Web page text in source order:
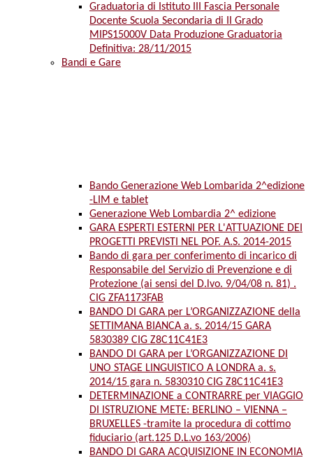
Graduatoria di Istituto III Fascia Personale
Docente Scuola Secondaria di II Grado
MIPS15000V Data Produzione Graduatoria
Definitiva: 28/11/2015
Bandi e Gare
Bando Generazione Web Lombarida 2^edizione
-LIM e tablet
Generazione Web Lombardia 2^ edizione
GARA ESPERTI ESTERNI PER L'ATTUAZIONE DEI
PROGETTI PREVISTI NEL POF. A.S. 2014-2015
Bando di gara per conferimento di incarico di
Responsabile del Servizio di Prevenzione e di
Protezione (ai sensi del D.lvo. 9/04/08 n. 81) .
CIG ZFA1173FAB
BANDO DI GARA per L’ORGANIZZAZIONE della
SETTIMANA BIANCA a. s. 2014/15 GARA
5830389 CIG Z8C11C41E3
BANDO DI GARA per L’ORGANIZZAZIONE DI
UNO STAGE LINGUISTICO A LONDRA a. s.
2014/15 gara n. 5830310 CIG Z8C11C41E3
DETERMINAZIONE a CONTRARRE per VIAGGIO
DI ISTRUZIONE METE: BERLINO – VIENNA –
BRUXELLES -tramite la procedura di cottimo
fiduciario (art.125 D.L.vo 163/2006)
BANDO DI GARA ACQUISIZIONE IN ECONOMIA